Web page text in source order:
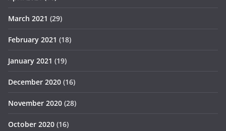
March 2021 (29)
February 2021 (18)
January 2021 (19)
December 2020 (16)
November 2020 (28)
October 2020 (16)